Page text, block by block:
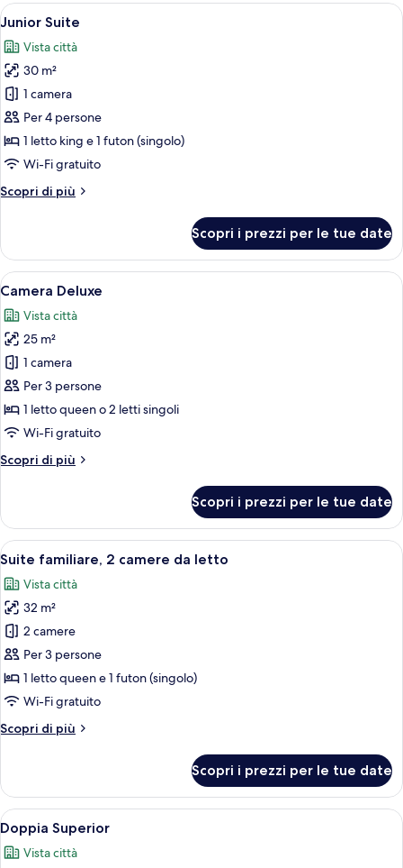
Apri
tutte
le
foto
per
Junior
Suite
Una camera d'albergo con un letto,
6
Junior Suite
Vista città
30 m²
1 camera
Per 4 persone
1 letto king e 1 futon (singolo)
Wi-Fi gratuito
Scopri di più
Altri
Suite
Scopri i prezzi per le tue date
Apri
tutte
le
foto
per
Camera
Deluxe
Una camera d'albergo con un letto,
9
Camera Deluxe
Vista città
25 m²
1 camera
Per 3 persone
1 letto queen o 2 letti singoli
Wi-Fi gratuito
Scopri di più
Altri
Deluxe
Scopri i prezzi per le tue date
Apri
tutte
le
foto
per
Suite
familiare,
2
camere
da
Una camera d'albergo con un letto
3
Suite familiare, 2 camere da letto
Vista città
32 m²
2 camere
Per 3 persone
1 letto queen e 1 futon (singolo)
Wi-Fi gratuito
Scopri di più
Altri
familiare,
camere
letto
Scopri i prezzi per le tue date
Apri
tutte
le
Una camera d'albergo con un letto,
8
Doppia Superior
Vista città